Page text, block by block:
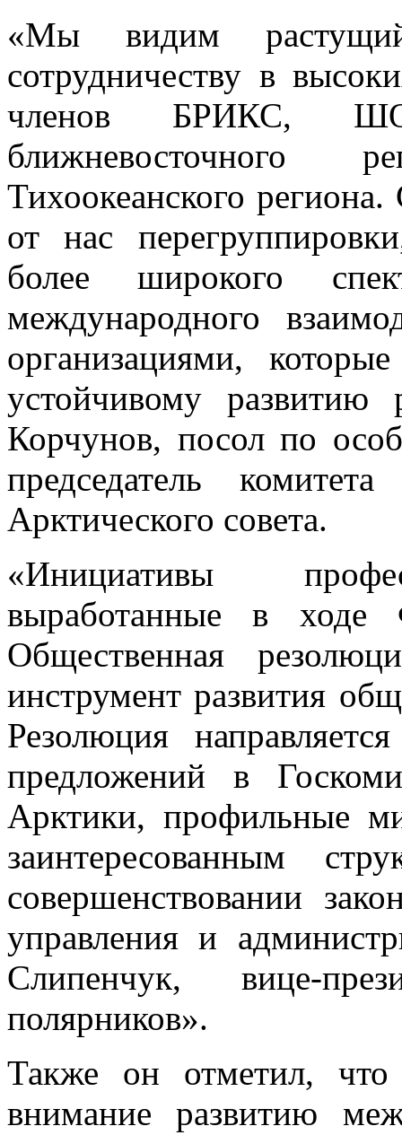
«Мы видим
сотрудничеству в
членов БРИКС,
ближневосточного
Тихоокеанского
от нас
более широкого
международного
организациями,
устойчивому развитию
Корчунов, посол по
председатель
Арктического совета.
«Инициативы
выработанные в ходе
Общественная
инструмент развития
Резолюция
предложений в
Арктики, профильные
заинтересованным
совершенствовании
управления и
Слипенчук, вице-
полярников».
Также он отметил, что
внимание развитию